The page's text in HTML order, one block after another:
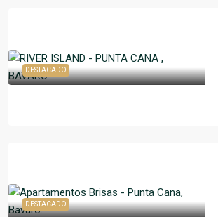
DESTACADO
DESTACADO